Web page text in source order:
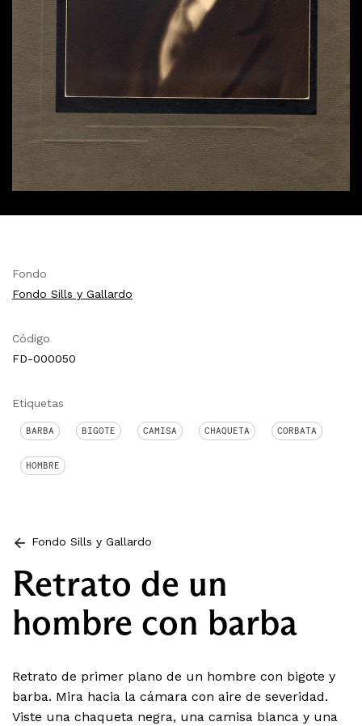
Fondo
Fondo Sills y Gallardo
Código
FD-000050
Etiquetas
BARBA BIGOTE CAMISA CHAQUETA CORBATA
HOMBRE
Fondo Sills y Gallardo
Retrato de un
hombre con barba
Retrato de primer plano de un hombre con bigote y
barba. Mira hacia la cámara con aire de severidad.
Viste una chaqueta negra, una camisa blanca y una